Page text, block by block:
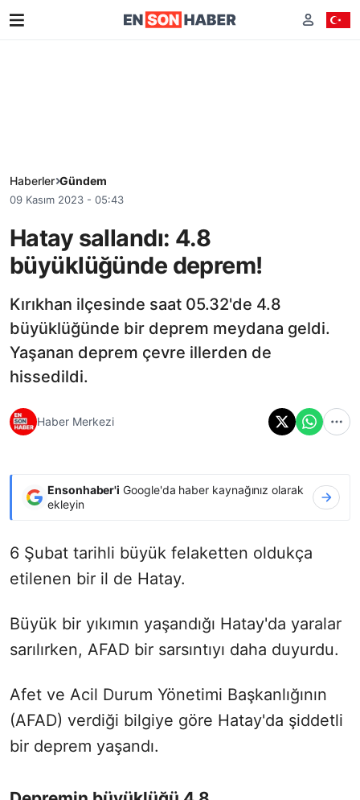
Haberler Gündem
09 Kasım 2023 - 05:43
Hatay sallandı: 4.8
büyüklüğünde deprem!
Kırıkhan ilçesinde saat 05.32'de 4.8
büyüklüğünde bir deprem meydana geldi.
Yaşanan deprem çevre illerden de
hissedildi.
Haber Merkezi
Ensonhaber'i Google'da haber kaynağınız olarak
ekleyin
6 Şubat tarihli büyük felaketten oldukça
etilenen bir il de Hatay.
Büyük bir yıkımın yaşandığı Hatay'da yaralar
sarılırken, AFAD bir sarsıntıyı daha duyurdu.
Afet ve Acil Durum Yönetimi Başkanlığının
(AFAD) verdiği bilgiye göre Hatay'da şiddetli
bir deprem yaşandı.